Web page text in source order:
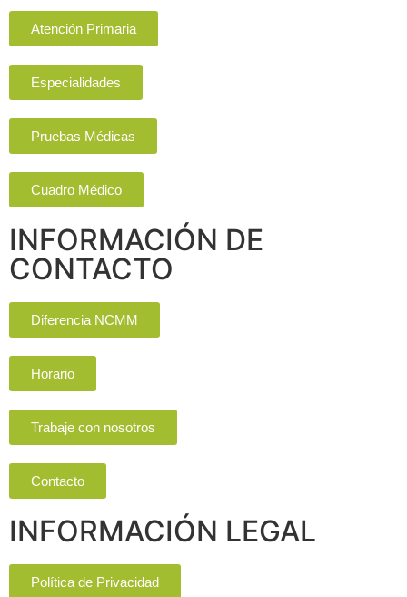
Atención Primaria
Especialidades
Pruebas Médicas
Cuadro Médico
INFORMACIÓN DE
CONTACTO
Diferencia NCMM
Horario
Trabaje con nosotros
Contacto
INFORMACIÓN LEGAL
Política de Privacidad